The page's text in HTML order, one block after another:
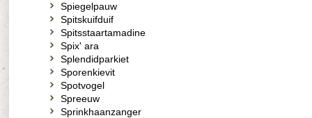
Spiegelpauw
Spitskuifduif
Spitsstaartamadine
Spix' ara
Splendidparkiet
Sporenkievit
Spotvogel
Spreeuw
Sprinkhaanzanger